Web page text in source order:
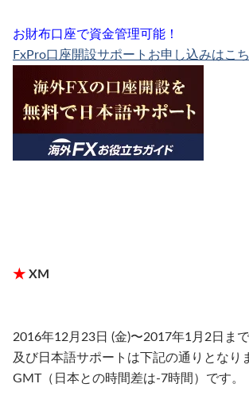
お財布口座で資金管理可能！
FxPro口座開設サポートお申し込みはこ
★ XM
2016年12月23日 (金)〜2017年1月2日ま
及び日本語サポートは下記の通りとなり
GMT（日本との時間差は-7時間）です。